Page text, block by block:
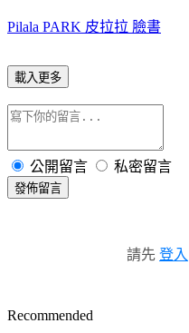
Pilala PARK 皮拉拉 臉書
載入更多
公開留言 私密留言
發佈留言
請先 登入
Recommended